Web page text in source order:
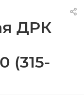
ДРК
(315-